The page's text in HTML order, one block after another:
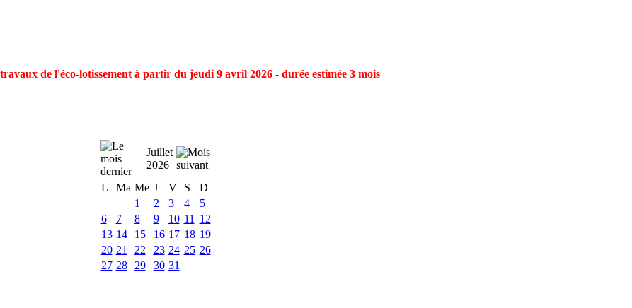
de l'éco-lotissement à partir du jeudi 9 avril 2026 - durée estimée 3 mois
Juillet
2026
L
Ma Me J V S
D
1
2 3 4
5
6
7 8 9 10 11
12
13 14 15 16 17 18 19
20 21 22 23 24 25 26
27 28 29 30 31